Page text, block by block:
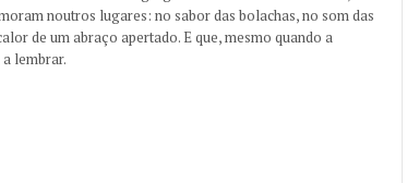
noutros lugares: no sabor das bolachas, no som das
de um abraço apertado. E que, mesmo quando a
lembrar.